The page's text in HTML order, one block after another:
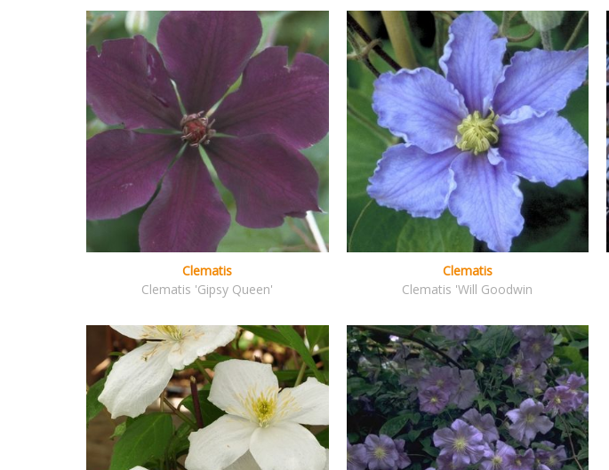
Clematis
Clematis 'Gipsy Queen'
Clematis
Clematis 'Will Goodwin